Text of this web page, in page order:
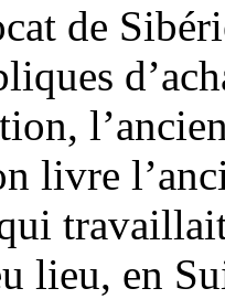
de
livre
lieu, en